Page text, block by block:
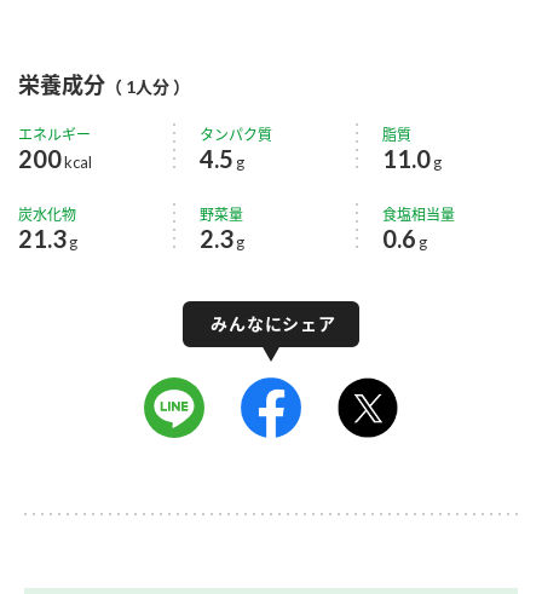
栄養成分 （ 1人分 ）
エネルギー
200kcal
タンパク質
4.5 g
脂質
11.0 g
炭水化物
21.3g
野菜量
2.3g
食塩相当量
0.6 g